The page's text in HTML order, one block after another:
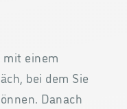
mit einem
bei dem Sie
Danach